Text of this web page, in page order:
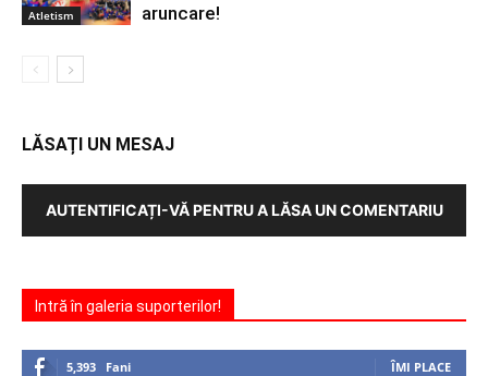
Atletism
aruncare!
LĂSAȚI UN MESAJ
AUTENTIFICAȚI-VĂ PENTRU A LĂSA UN COMENTARIU
Intră în galeria suporterilor!
5,393 Fani ÎMI PLACE